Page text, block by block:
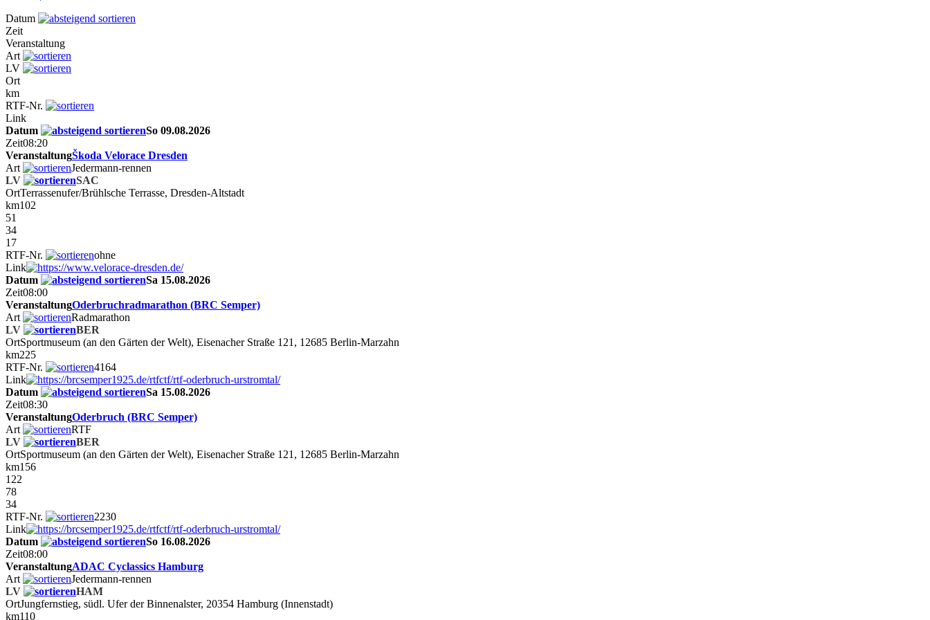
Datum
Zeit
Veranstaltung
Art
LV
Ort
km
RTF-Nr.
Link
Datum
So 09.08.2026
Zeit08:20
VeranstaltungŠkoda Velorace Dresden
Art
Jedermann-rennen
LV
SAC
OrtTerrassenufer/Brühlsche Terrasse, Dresden-Altstadt
km102
51
34
17
RTF-Nr.
ohne
Link
Datum
Sa 15.08.2026
Zeit08:00
VeranstaltungOderbruchradmarathon (BRC Semper)
Art
Radmarathon
LV
BER
OrtSportmuseum (an den Gärten der Welt), Eisenacher Straße 121, 12685 Berlin-Marzahn
km225
RTF-Nr.
4164
Link
Datum
Sa 15.08.2026
Zeit08:30
VeranstaltungOderbruch (BRC Semper)
Art
RTF
LV
BER
OrtSportmuseum (an den Gärten der Welt), Eisenacher Straße 121, 12685 Berlin-Marzahn
km156
122
78
34
RTF-Nr.
2230
Link
Datum
So 16.08.2026
Zeit08:00
VeranstaltungADAC Cyclassics Hamburg
Art
Jedermann-rennen
LV
HAM
OrtJungfernstieg, südl. Ufer der Binnenalster, 20354 Hamburg (Innenstadt)
km110